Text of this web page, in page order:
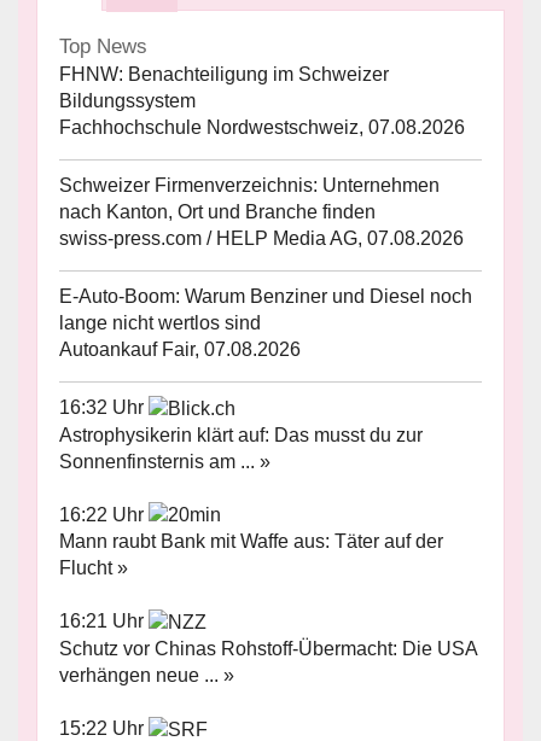
Top News
FHNW: Benachteiligung im Schweizer
Bildungssystem
Fachhochschule Nordwestschweiz, 07.08.2026
Schweizer Firmenverzeichnis: Unternehmen
nach Kanton, Ort und Branche finden
swiss-press.com / HELP Media AG, 07.08.2026
E-Auto-Boom: Warum Benziner und Diesel noch
lange nicht wertlos sind
Autoankauf Fair, 07.08.2026
16:32 Uhr
Astrophysikerin klärt auf: Das musst du zur
Sonnenfinsternis am ... »
16:22 Uhr
Mann raubt Bank mit Waffe aus: Täter auf der
Flucht »
16:21 Uhr
Schutz vor Chinas Rohstoff-Übermacht: Die USA
verhängen neue ... »
15:22 Uhr